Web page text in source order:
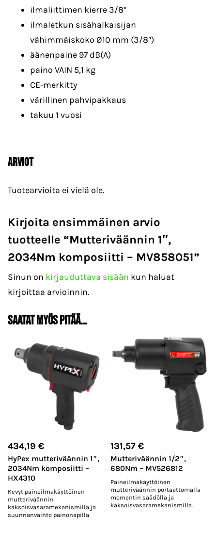
ilmaliittimen kierre 3/8″
ilmaletkun sisähalkaisijan
vähimmäiskoko Ø10 mm (3/8″)
äänenpaine 97 dB(A)
paino VAIN 5,1 kg
CE-merkitty
värillinen pahvipakkaus
takuu 1 vuosi
Arviot
Tuotearvioita ei vielä ole.
Kirjoita ensimmäinen arvio
tuotteelle “Mutteriväännin 1″,
2034Nm komposiitti – MV858051”
Sinun on kirjauduttava sisään kun haluat
kirjoittaa arvioinnin.
Saatat myös pitää…
434,19 €
HyPex mutteriväännin 1″,
2034Nm komposiitti –
HX4310
Kevyt paineilmakäyttöinen
mutteriväännin
kaksoisvasaramekanismilla ja
suunnanvaihto painonapilla
131,57 €
Mutteriväännin 1/2″,
680Nm – MV526812
Paineilmakäyttöinen
mutteriväännin portaattomalla
momentin säädöllä ja
kaksoisvasaramekanismilla.